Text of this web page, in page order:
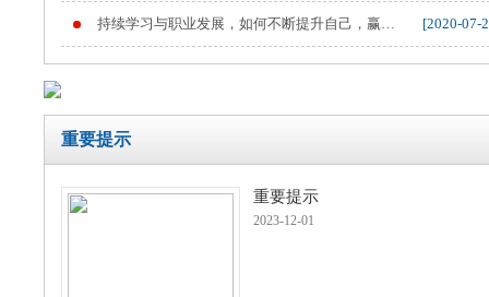
持续学习与职业发展，如何不断提升自己，赢得
职业竞争
[2020-07-
重要提示
重要提示
2023-12-01